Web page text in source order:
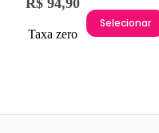
Taxa zero
Selecionar